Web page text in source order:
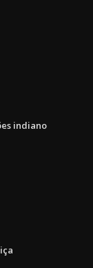
indiano